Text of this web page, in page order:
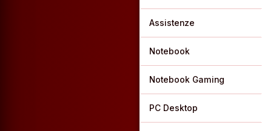
Assistenze
Notebook
Notebook Gaming
PC Desktop